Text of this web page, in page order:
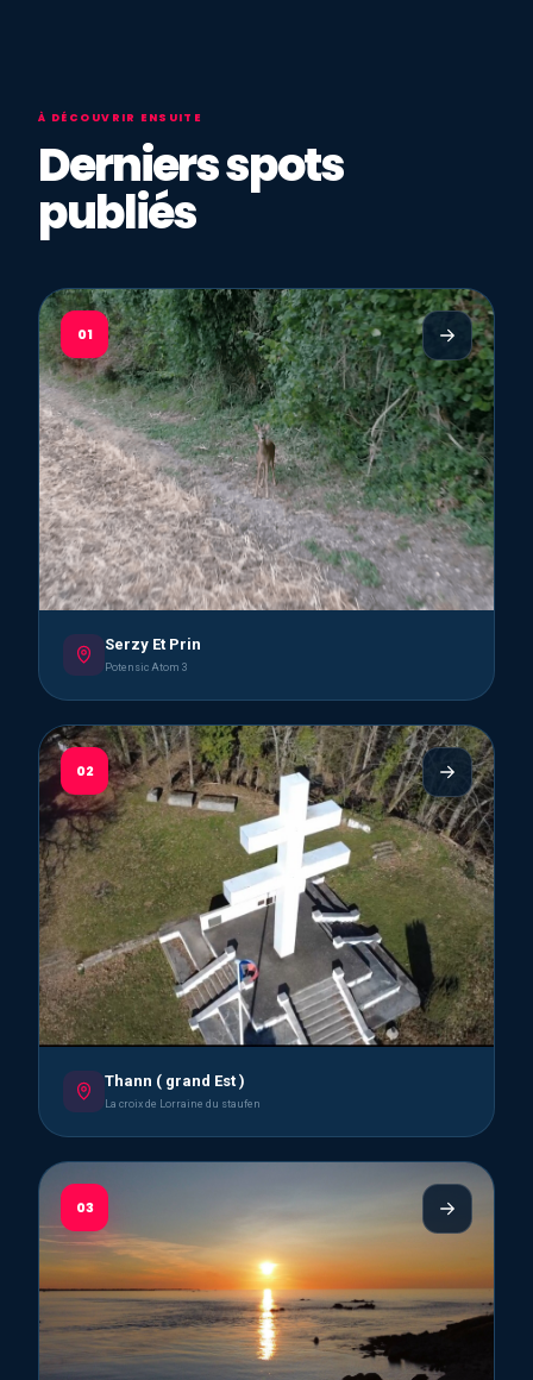
À DÉCOUVRIR ENSUITE
Derniers spots
publiés
01
Serzy Et Prin
Potensic Atom 3
02
Thann ( grand Est )
La croix de Lorraine du staufen
03